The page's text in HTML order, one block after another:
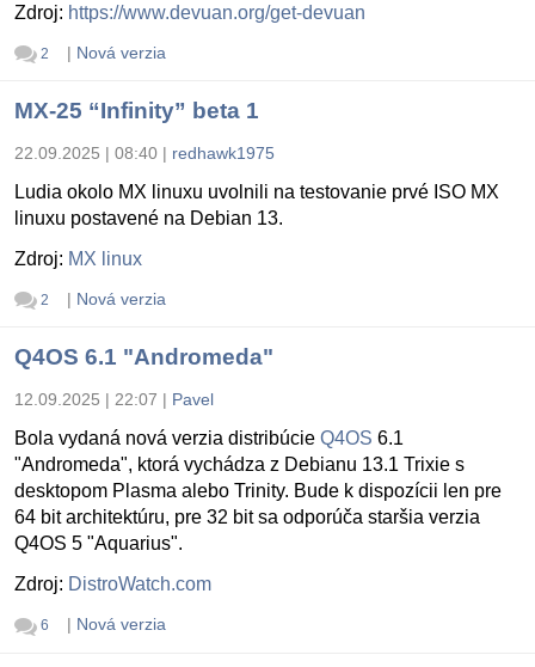
Zdroj: https://www.devuan.org/get-devuan
2 | Nová verzia
MX-25 “Infinity” beta 1
22.09.2025 | 08:40 | redhawk1975
Ludia okolo MX linuxu uvolnili na testovanie prvé ISO MX
linuxu postavené na Debian 13.
Zdroj: MX linux
2 | Nová verzia
Q4OS 6.1 "Andromeda"
12.09.2025 | 22:07 | Pavel
Bola vydaná nová verzia distribúcie Q4OS 6.1
"Andromeda", ktorá vychádza z Debianu 13.1 Trixie s
desktopom Plasma alebo Trinity. Bude k dispozícii len pre
64 bit architektúru, pre 32 bit sa odporúča staršia verzia
Q4OS 5 "Aquarius".
Zdroj: DistroWatch.com
6 | Nová verzia